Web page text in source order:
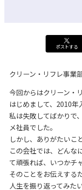
ポストする
クリーン・リフレ事
今回からはクリーン・
はじめまして、2010年
私は失敗してばかりで
メ社員でした。
しかし、ありがたいこ
この会社では、どんな
て頑張れば、いつかチ
そのことをお伝えする
人生を振り返ってみた